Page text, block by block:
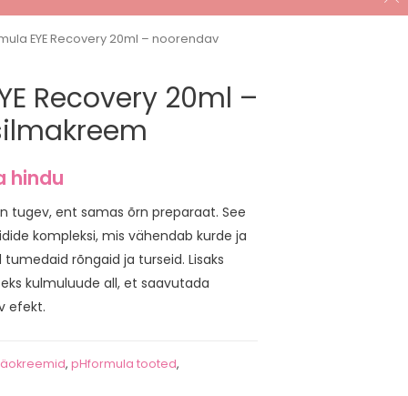
EYE Recovery 20ml – noorendav
Recovery 20ml –
hindu
tugev, ent samas õrn preparaat. See
kompleksi, mis vähendab kurde ja
rõngaid ja turseid. Lisaks
kulmuluude all, et saavutada
efekt.
, pHformula tooted,